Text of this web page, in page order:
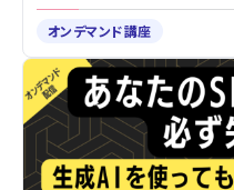
オンデマンド講座